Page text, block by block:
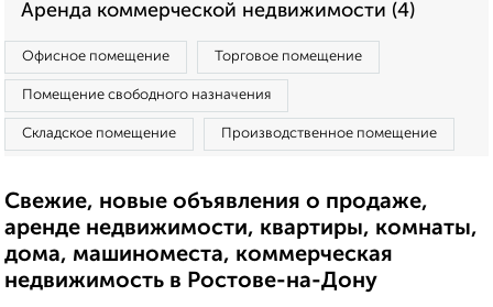
Аренда коммерческой недвижимости (4)
Офисное помещение Торговое помещение
Помещение свободного назначения
Складское помещение Производственное помещение
Свежие, новые объявления о продаже,
аренде недвижимости, квартиры, комнаты,
дома, машиноместа, коммерческая
недвижимость в Ростове-на-Дону